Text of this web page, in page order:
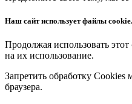
Наш сайт использует файлы cookie.
Продолжая использовать этот
на их использование.
Запретить обработку
браузера.